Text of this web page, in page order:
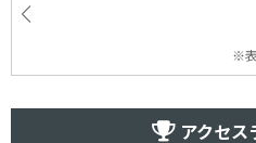
※表
アクセス